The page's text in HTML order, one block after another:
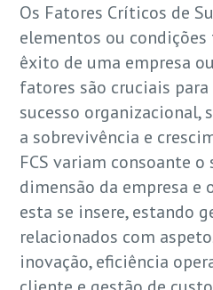
Os Fatores Críticos de
elementos ou
êxito de uma empresa
fatores são cruciais
sucesso organizacional,
a sobrevivência e
FCS variam consoante
dimensão da empresa e
esta se insere, estando
relacionados com
inovação, eficiência